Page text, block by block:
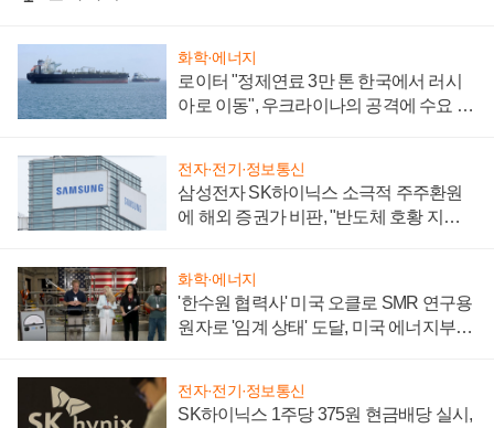
화학·에너지
로이터 "정제연료 3만 톤 한국에서 러시
아로 이동", 우크라이나의 공격에 수요 늘
전자·전기·정보통신
삼성전자 SK하이닉스 소극적 주주환원
에 해외 증권가 비판, "반도체 호황 지속
화학·에너지
'한수원 협력사' 미국 오클로 SMR 연구용
원자로 '임계 상태' 도달, 미국 에너지부
전자·전기·정보통신
SK하이닉스 1주당 375원 현금배당 실시,